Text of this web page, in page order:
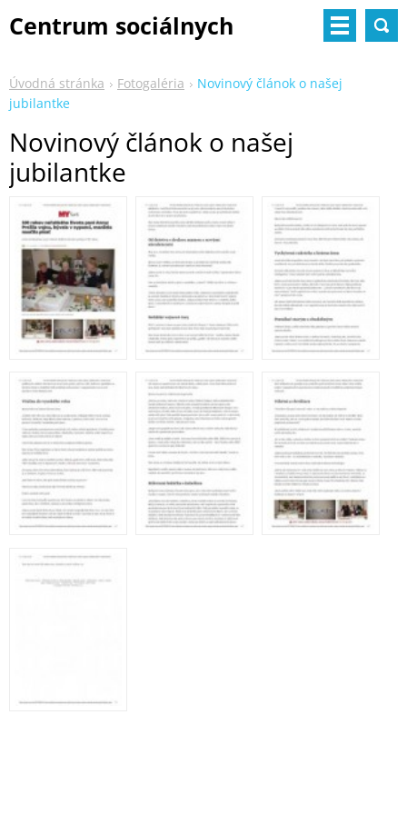
Centrum sociálnych
Úvodná stránka Fotogaléria
Novinový článok o našej
jubilantke
Novinový článok o našej
jubilantke